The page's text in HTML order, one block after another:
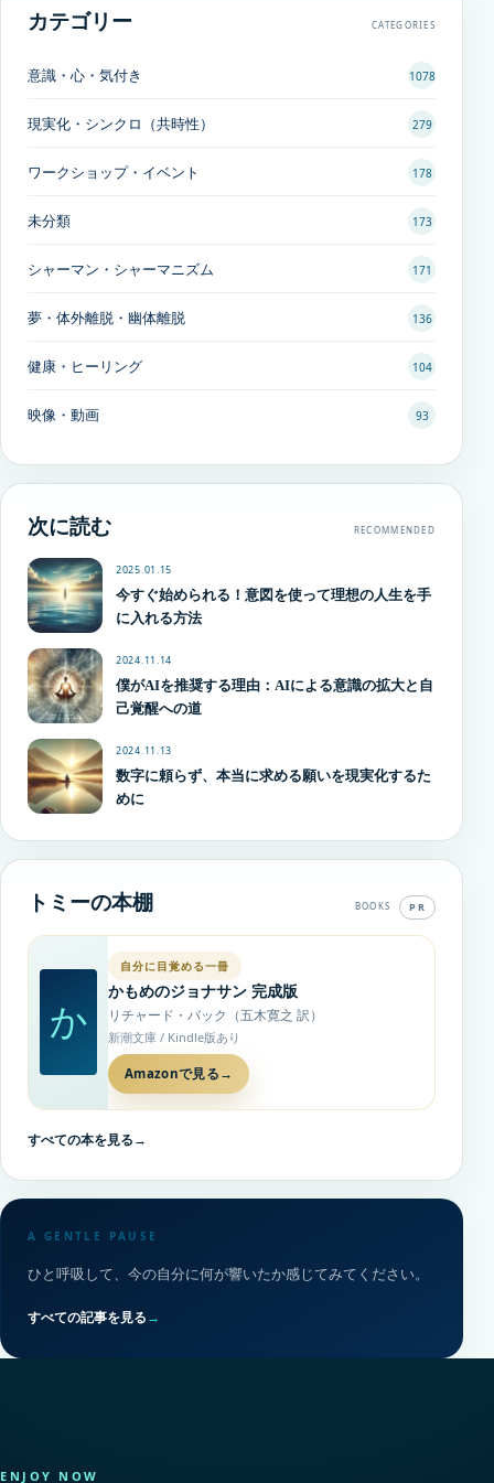
カテゴリー CATEGORIES
意識・心・気付き 1078
現実化・シンクロ（共時性） 279
ワークショップ・イベント 178
未分類 173
シャーマン・シャーマニズム 171
夢・体外離脱・幽体離脱 136
健康・ヒーリング 104
映像・動画 93
次に読む RECOMMENDED
2025.01.15
今すぐ始められる！意図を使って理想の人生を手
に入れる方法
2024.11.14
僕がAIを推奨する理由：AIによる意識の拡大と自
己覚醒への道
2024.11.13
数字に頼らず、本当に求める願いを現実化するた
めに
トミーの本棚 BOOKS PR
か
自分に目覚める一冊
かもめのジョナサン 完成版
リチャード・バック（五木寛之 訳）
新潮文庫 / Kindle版あり
Amazonで見る →
すべての本を見る→
A GENTLE PAUSE
ひと呼吸して、今の自分に何が響いたか感じてみてください。
すべての記事を見る→
ENJOY NOW